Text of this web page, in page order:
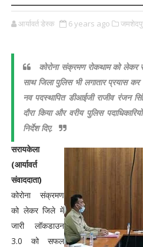
आर्यावर्त डेस्क 6 years ago
कोरोना संक्रमण रोकथाम को
साथ जिला पुलिस भी लगातार प्रयास
नव पदस्थापित डीआईजी राजीव रंजन
दौरा किया और वरीय पुलिस
निर्देश दिए.
सरायकेला
(आर्यावर्त
संवाददाता)
कोरोना संक्रमण
को लेकर जिले में
जारी लॉकडाउन
3.0 को सफल